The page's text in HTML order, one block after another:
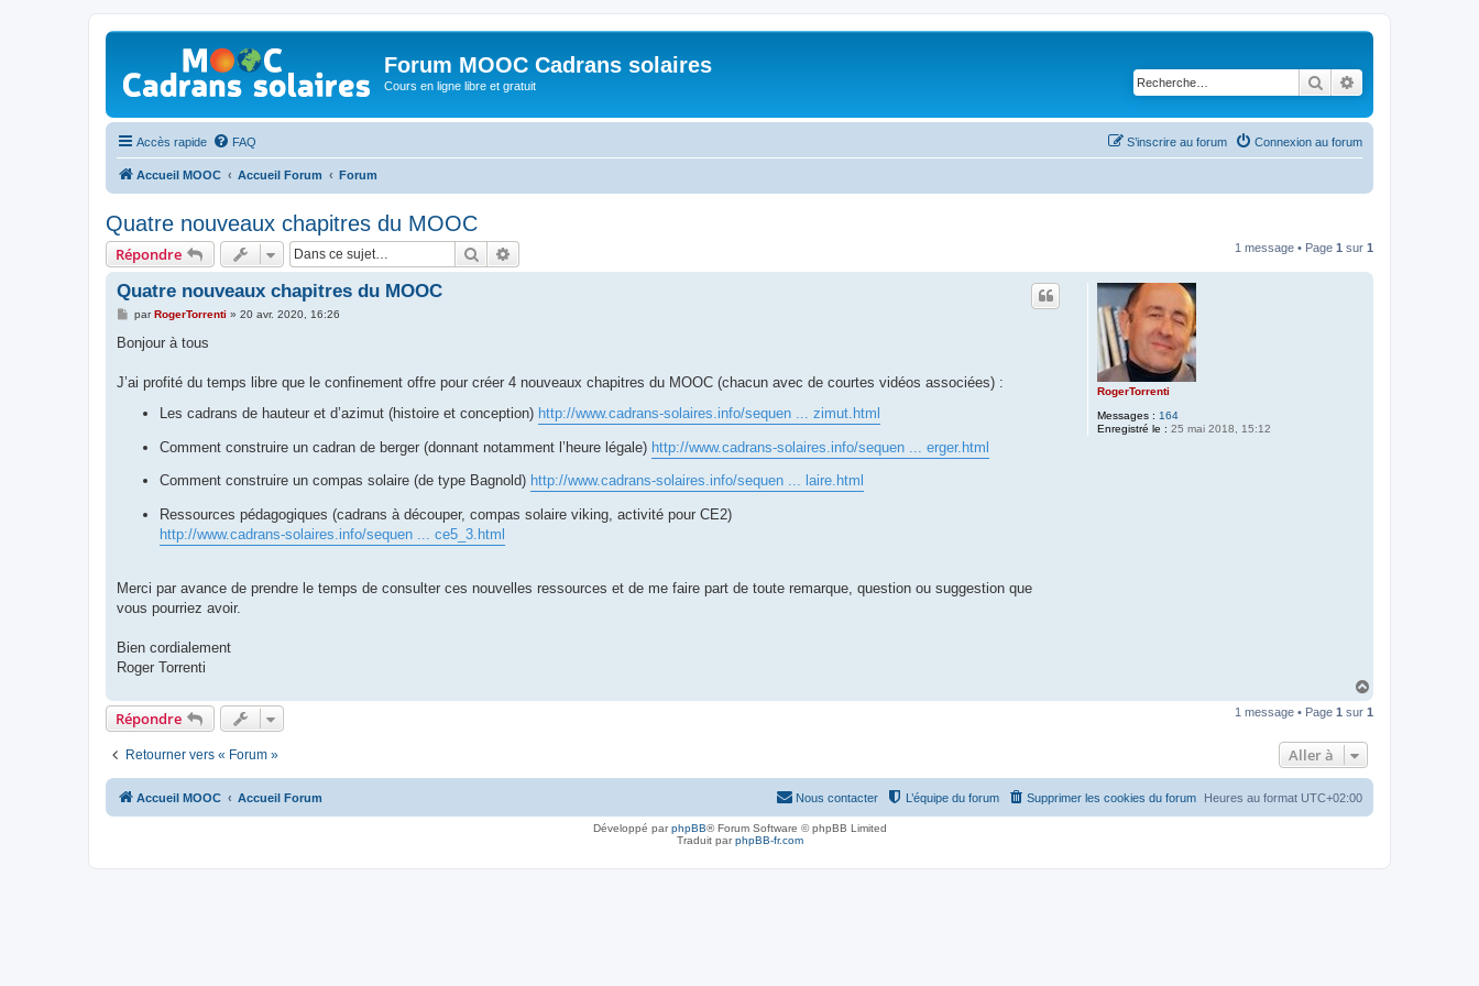
Forum MOOC Cadrans solaires
Cours en ligne libre et gratuit Rechercher
Accès rapide FAQ Connexion au forum
S’inscrire au forum
Accueil MOOC Accueil Forum Forum
Quatre nouveaux chapitres du MOOC
Répondre Rechercher 1 message • Page 1 sur 1
RogerTorrenti
Messages : 164
Enregistré le : 25 mai 2018, 15:12
Quatre nouveaux chapitres du MOOC
M
s
g
parRogerTorrenti » 20 avr. 2020, 16:26
Bonjour à tous
J’ai profité du temps libre que le confinement offre pour créer 4 nouveaux chapitres du MOOC (chacun avec de courtes vidéos associées) :
Les cadrans de hauteur et d’azimut (histoire et conception) http://www.cadrans-solaires.info/sequen ... zimut.html
Comment construire un cadran de berger (donnant notamment l’heure légale) http://www.cadrans-solaires.info/sequen ... erger.html
Comment construire un compas solaire (de type Bagnold) http://www.cadrans-solaires.info/sequen ... laire.html
Ressources pédagogiques (cadrans à découper, compas solaire viking, activité pour CE2)
http://www.cadrans-solaires.info/sequen ... ce5_3.html
Merci par avance de prendre le temps de consulter ces nouvelles ressources et de me faire part de toute remarque, question ou suggestion que
vous pourriez avoir.
Bien cordialement
Roger Torrenti
u
Répondre 1 message • Page 1 sur 1
Retourner vers « Forum » Aller à
Accueil MOOC Accueil Forum Heures au format UTC+02:00
Supprimer les cookies du forum
L’équipe du forum
Nous contacter
Développé parphpBB® Forum Software © phpBB Limited
Traduit parphpBB-fr.com